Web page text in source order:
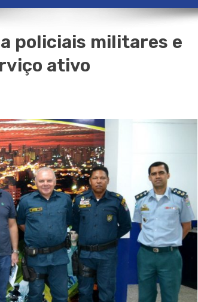
policiais militares e
ativo